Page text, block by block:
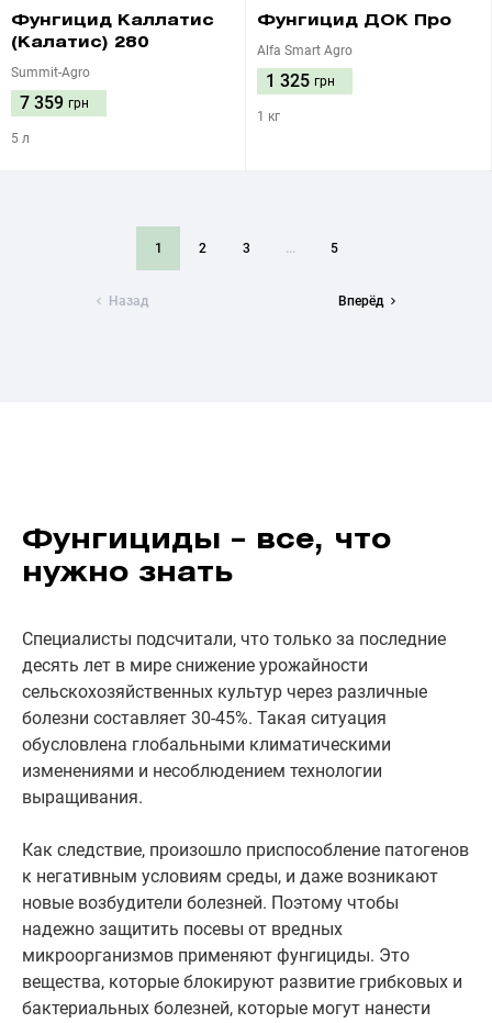
Фунгицид Каллатис
(Калатис) 280
Summit-Agro
7 359 грн
5 л
Фунгицид ДОК Про
Alfa Smart Agro
1 325 грн
1 кг
Назад
1 2 3 ... 5
Вперёд
Фунгициды – все, что
нужно знать
Специалисты подсчитали, что только за последние
десять лет в мире снижение урожайности
сельскохозяйственных культур через различные
болезни составляет 30-45%. Такая ситуация
обусловлена глобальными климатическими
изменениями и несоблюдением технологии
выращивания.
Как следствие, произошло приспособление патогенов
к негативным условиям среды, и даже возникают
новые возбудители болезней. Поэтому чтобы
надежно защитить посевы от вредных
микроорганизмов применяют фунгициды. Это
вещества, которые блокируют развитие грибковых и
бактериальных болезней, которые могут нанести